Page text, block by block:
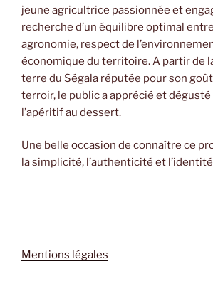
jeune agricultrice passionnée et
recherche d’un équilibre optimal
agronomie, respect de
économique du territoire. A partir de
terre du Ségala réputée pour son
terroir, le public a apprécié et
l’apéritif au dessert.
Une belle occasion de connaître ce
la simplicité, l’authenticité et
Mentions légales